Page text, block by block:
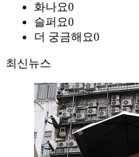
화나요0
슬퍼요0
더 궁금해요0
최신뉴스